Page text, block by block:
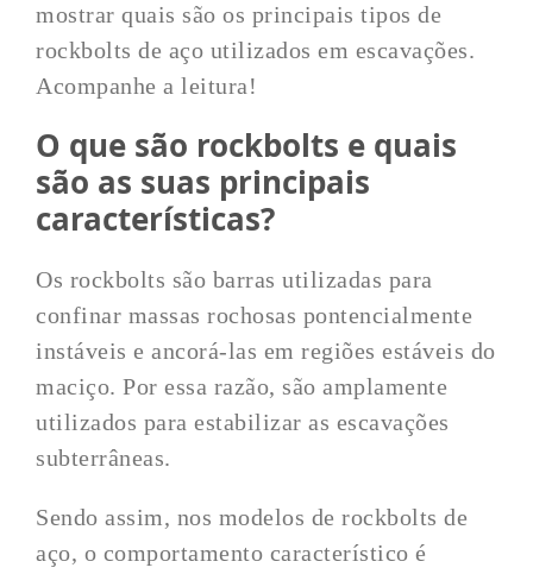
mostrar quais são os principais tipos de
rockbolts de aço utilizados em escavações.
Acompanhe a leitura!
O que são rockbolts e quais
são as suas principais
características?
Os rockbolts são barras utilizadas para
confinar massas rochosas pontencialmente
instáveis e ancorá-las em regiões estáveis do
maciço. Por essa razão, são amplamente
utilizados para estabilizar as escavações
subterrâneas.
Sendo assim, nos modelos de rockbolts de
aço, o comportamento característico é